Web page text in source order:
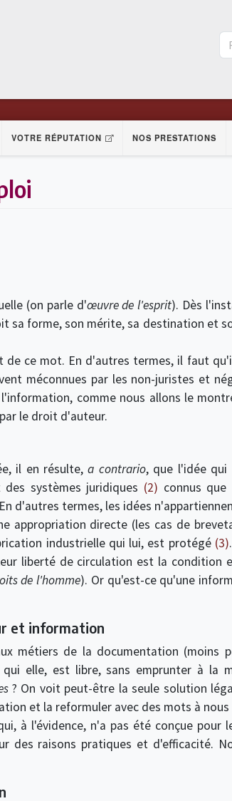
VOTRE RÉPUTATION NOS PRESTATIONS
(on parle d'œuvre de l'esprit). Dès
sa forme, son mérite, sa destination et
de ce mot. En d'autres termes, il faut
méconnues par les non-juristes et
comme nous allons le
le droit d'auteur.
il en résulte,a contrario, que l'idée qui
systèmes juridiques (2) connus
d'autres termes, les idées
appropriation directe (les cas de
industrielle qui lui, est protégé (3)
liberté de circulation est la condition
de l'homme). Or qu'est-ce qu'une
et information
métiers de la documentation (moins
elle, est libre, sans emprunter à la
? On voit peut-être la seule solution
et la reformuler avec des mots à nous
à l'évidence, n'a pas été conçue pour
des raisons pratiques et d'efficacité.